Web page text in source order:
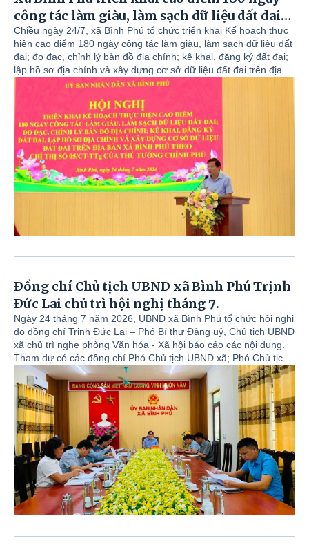
công tác làm giàu, làm sạch dữ liệu đất đai;
đo đạc, chỉnh lý bản đồ địa chính; kê khai,
đăng ký đất đai; lập hồ sơ địa chính và xây
dựng cơ sở dữ liệu đất đai trên địa bàn xã
Bình Phú theo Chỉ thị số 05/CT- TTg của
Thủ tướng Chính phủ.
Chiều ngày 24/7, xã Bình Phú tổ chức triển khai Kế hoạch thực
hiện cao điểm 180 ngày công tác làm giàu, làm sạch dữ liệu đất
đai; đo đạc, chỉnh lý bản đồ địa chính; kê khai, đăng ký đất đai;
lập hồ sơ địa chính và xây dựng cơ sở dữ liệu đất đai trên địa
bàn xã Bình Phú. Đồng chí Trịnh Đức Lai – Phó Bí thư Đảng uỷ,
Chủ tịch UBND xã tới dự và phát biểu ý kiến chỉ đạo tại hội nghị.
Tham dự hội nghị có đồng chí Hà Xuân Huấn – Uỷ viên BTV
Đảng uỷ, Phó Chủ tịch UBND xã; đồng chí Nguyễn Thị Anh Tấn
– Uỷ viên BTV Đảng uỷ; Chủ tịch UBMTTQ Việt Nam xã; các
ông (bà) thành viên BCĐ và tổ công tác thực hiện đăng ký đất
đai, lập hồ sơ địa chính và hoàn thiện cơ sở dữ liệu đất đai; Chi
nhánh VPĐKĐĐ Phù Ninh; Trung tâm Dịch vụ Sự nghiệp công;
Các ông (bà) là: Trưởng thôn, Trưởng ban công tác mặt trận,
các ban ngành đoàn thể ở thôn trên địa bàn xã.
Đồng chí Chủ tịch UBND xã Bình Phú Trịnh
Đức Lai chủ trì hội nghị tháng 7.
Ngày 24 tháng 7 năm 2026, UBND xã Bình Phú tổ chức hội nghị
do đồng chí Trịnh Đức Lai – Phó Bí thư Đảng uỷ, Chủ tịch UBND
xã chủ trì nghe phòng Văn hóa - Xã hội báo cáo các nội dung.
Tham dự có các đồng chí Phó Chủ tịch UBND xã; Phó Chủ tịch
HĐND xã; Các đồng chí Uỷ viên UBND xã; lãnh đạo các phòng,
đơn vị thuộc xã.